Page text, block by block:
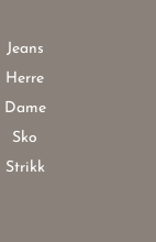
Jeans
Herre
Dame
Sko
Strikk